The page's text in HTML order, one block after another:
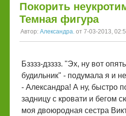
Покорить
Темная фигура
Автор: Александра. от 7-03-2013,
Бзззз-дзззз. "Эх, ну вот
будильник" - подумала я и
- Александра! А ну, быстро
задницу с кровати и бегом
моя двоюродная сестра